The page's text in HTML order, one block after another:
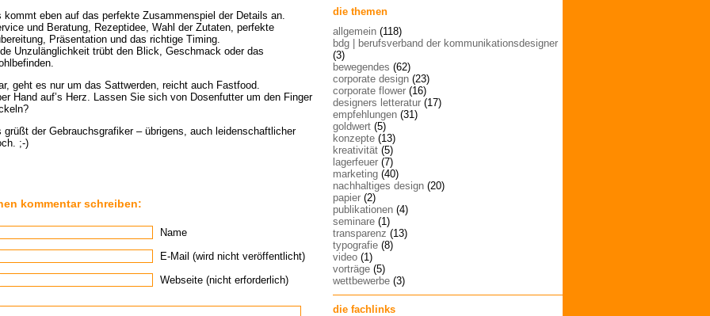
kommt eben auf das perfekte Zusammenspiel der Details an.
und Beratung, Rezeptidee, Wahl der Zutaten, perfekte
Präsentation und das richtige Timing.
Unzulänglichkeit trübt den Blick, Geschmack oder das
geht es nur um das Sattwerden, reicht auch Fastfood.
Hand auf’s Herz. Lassen Sie sich von Dosenfutter um den Finger
grüßt der Gebrauchsgrafiker – übrigens, auch leidenschaftlicher
;-)
kommentar schreiben:
Name
E-Mail (wird nicht veröffentlicht)
Webseite (nicht erforderlich)
die themen
allgemein (118)
bdg | berufsverband der kommunikationsdesigner
(3)
bewegendes (62)
corporate design (23)
corporate flower (16)
designers letteratur (17)
empfehlungen (31)
goldwert (5)
konzepte (13)
kreativität (5)
lagerfeuer (7)
marketing (40)
nachhaltiges design (20)
papier (2)
publikationen (4)
seminare (1)
transparenz (13)
typografie (8)
video (1)
vorträge (5)
wettbewerbe (3)
die fachlinks